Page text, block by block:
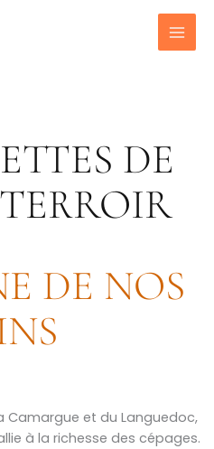
DE
DE NOS
Camargue et du Languedoc,
à la richesse des cépages.